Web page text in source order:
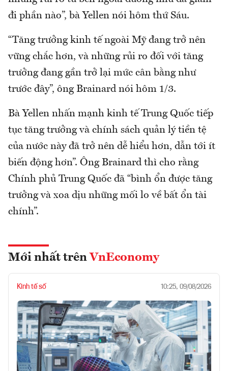
đi phần nào”, bà Yellen nói hôm thứ Sáu.
“Tăng trưởng kinh tế ngoài Mỹ đang trở nên
vững chắc hơn, và những rủi ro đối với tăng
trưởng đang gần trở lại mức cân bằng như
trước đây”, ông Brainard nói hôm 1/3.
Bà Yellen nhấn mạnh kinh tế Trung Quốc tiếp
tục tăng trưởng và chính sách quản lý tiền tệ
của nước này đã trở nên dễ hiểu hơn, dẫn tới ít
biến động hơn”. Ông Brainard thì cho rằng
Chính phủ Trung Quốc đã “bình ổn được tăng
trưởng và xoa dịu những mối lo về bất ổn tài
chính”.
Mới nhất trên VnEconomy
Kinh tế số 10:25, 09/08/2026